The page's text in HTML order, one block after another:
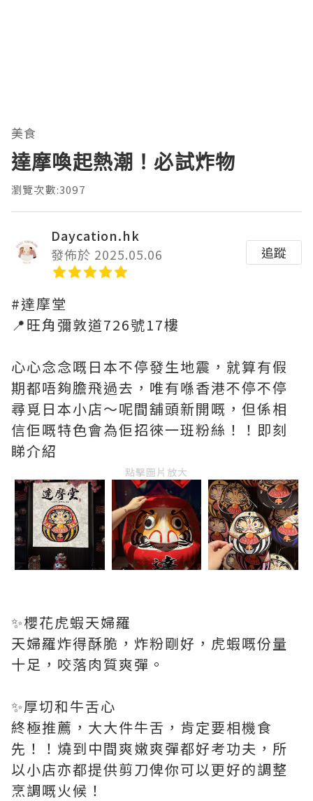
美食
達摩喚起熱潮！必試炸物
瀏覽次數:3097
Daycation.hk
發佈於 2025.05.06
追蹤
#達摩堂
📍旺角彌敦道726號17樓
心心念念嘅日本不停發生地震，就算有假
期都唔夠膽飛過去，唯有喺香港不停不停
尋覓日本小店～呢間舖頭新開嘅，但係相
信佢嘅特色會為佢招徠一班粉絲！！即刻
睇介紹
點擊圖片放大
✨櫻花虎蝦天婦羅
天婦羅炸得酥脆，炸粉剛好，虎蝦嘅份量
十足，咬落肉質爽彈。
✨厚切和牛舌心
終極推薦，大大件牛舌，肯定要相機食
先！！燒到中間爽嫩爽彈都好考功夫，所
以小店亦都提供剪刀俾你可以更好的調整
烹調嘅火候！